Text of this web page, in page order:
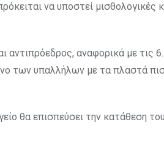
να υποστεί
αναφορικά με τις
των υπαλλήλων με τα πλαστά
θα επισπεύσει την κατάθεση